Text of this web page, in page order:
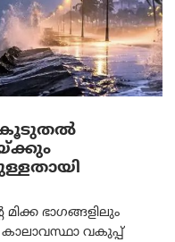
കൂടുതൽ
മിക്ക ഭാഗങ്ങളിലും
വകുപ്പ്